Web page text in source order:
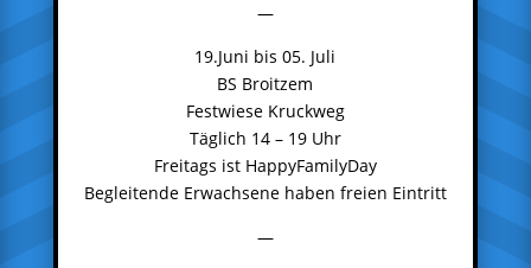
—
19.Juni bis 05. Juli
BS Broitzem
Festwiese Kruckweg
Täglich 14 – 19 Uhr
Freitags ist HappyFamilyDay
Begleitende Erwachsene haben freien Eintritt
—